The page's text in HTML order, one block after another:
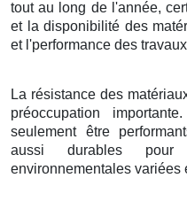
tout au long de l'année,
et la disponibilité des
et l'performance des
La résistance des
préoccupation
seulement être
aussi durables pour
environnementales variées